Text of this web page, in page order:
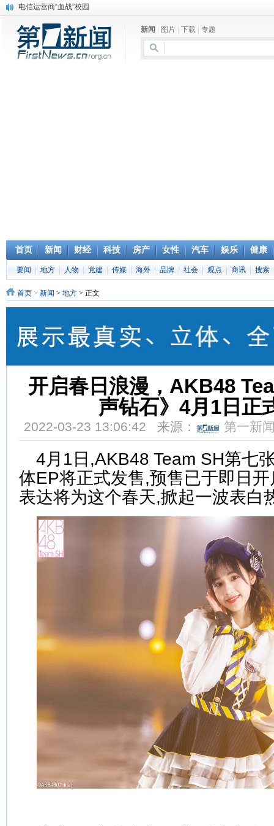
电信运营商“血战”校园
保健品也能吃出一身病? 康宝莱员工自揭多项家丑
煤价"跳水"电企利润"蹦高" 电煤联动亟待完善
苹果公司自建太阳能电厂为数据中心供电
新闻 图片 下载 专题
首页 新闻 财经 科技 房产 女性 汽车 娱乐 健康
要闻 地方 人物 党建 传媒 海外 品牌 社会 观点 商讯 搜索
首页 > 新闻 > 地方 > 正文
开启春日浪漫，AKB48
声钻石》4月1日正
2022-03-23 13:06:42 来源： 第一新
4月1日,AKB48 Team SH第七
体EP将正式发售,预售已于即日
表达将为这个春天,掀起一波表白